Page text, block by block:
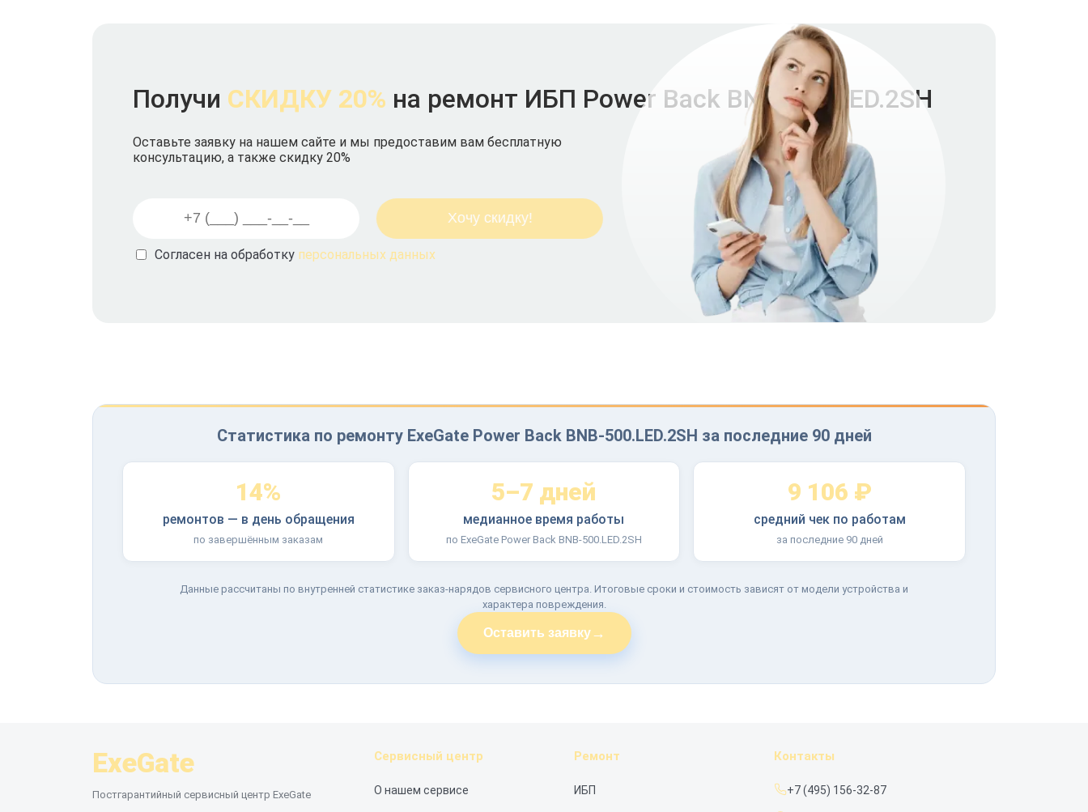
Получи СКИДКУ 20% на ремонт ИБП Power Back BNB-500.LED.2SH
Оставьте заявку на нашем сайте и мы предоставим вам бесплатную
консультацию, а также скидку 20%
Согласен на обработку персональных данных
Статистика по ремонту ExeGate Power Back BNB-500.LED.2SH за последние 90 дней
14%
ремонтов — в день обращения
по завершённым заказам
5–7 дней
медианное время работы
по ExeGate Power Back BNB-500.LED.2SH
9 106 ₽
средний чек по работам
за последние 90 дней
Данные рассчитаны по внутренней статистике заказ-нарядов сервисного центра. Итоговые сроки и стоимость зависят от модели устройства и
характера повреждения.
Оставить заявку→
ExeGate
Постгарантийный сервисный центр ExeGate
Сервисный центр
О нашем сервисе
Ремонт
ИБП
Контакты
+7 (495) 156-32-87